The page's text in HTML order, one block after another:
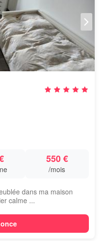
550 €
/mois
dans ma maison
calme ...